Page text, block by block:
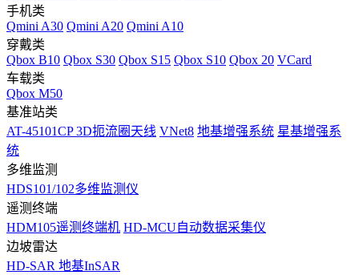
手机类
Qmini A30 Qmini A20 Qmini A10
穿戴类
Qbox B10 Qbox S30 Qbox S15 Qbox S10 Qbox 20 VCard
车载类
Qbox M50
基准站类
AT-45101CP 3D扼流圈天线 VNet8 地基增强系统 星基增强系
统
多维监测
HDS101/102多维监测仪
遥测终端
HDM105遥测终端机 HD-MCU自动数据采集仪
边坡雷达
HD-SAR 地基InSAR